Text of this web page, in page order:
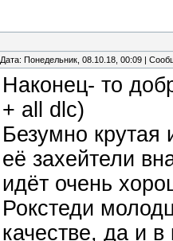
Дата: Понедельник, 08.10.18, 00:09 |
Наконец- то
+ all dlc)
Безумно крутая
её захейтели
идёт очень
Рокстеди
качестве, да и